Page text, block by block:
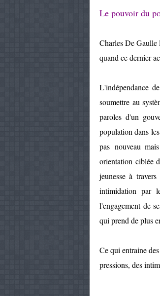
Le pouvoir du
Charles De Gaulle
quand ce dernier
L'indépendance
soumettre au
paroles d'un
population dans
pas nouveau
orientation ciblée
jeunesse à
intimidation par
l'engagement de
qui prend de plus
Ce qui entraine
pressions, des